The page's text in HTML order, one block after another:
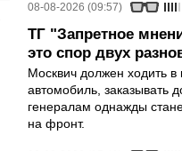
08-08-2026 (09:57)
ТГ "Запретное
это спор двух
Москвич должен ходить в
автомобиль, заказывать
генералам однажды
на фронт.